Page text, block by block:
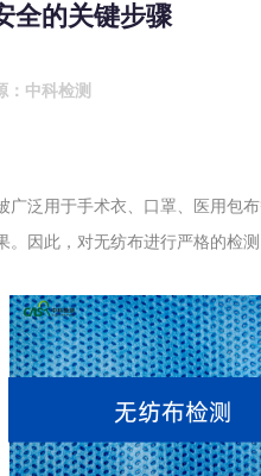
清洁生产审核
测绘测量
环保工程
VOCs废气治理
综合利用工程
全的关键步骤
：中科检测
广泛用于手术衣、口罩、医用包
。因此，对无纺布进行严格的检